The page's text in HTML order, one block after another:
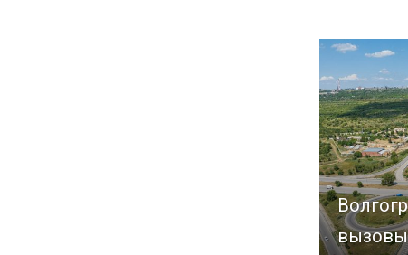
вызовы